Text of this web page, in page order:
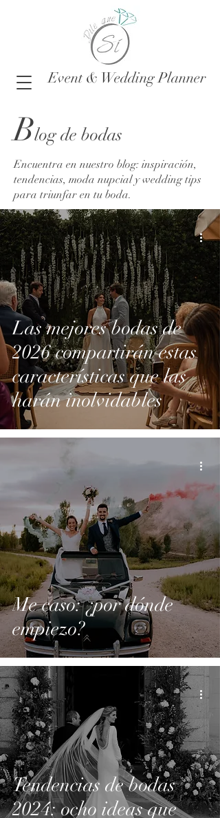
Event & Wedding Planner
Blog de bodas
Encuentra en nuestro blog: inspiración,
tendencias, moda nupcial y wedding tips
para triunfar en tu boda.
Las mejores bodas de
2026 compartirán estas
características que las
harán inolvidables
Me caso: ¿por dónde
empiezo?
Tendencias de bodas
2024: ocho ideas que